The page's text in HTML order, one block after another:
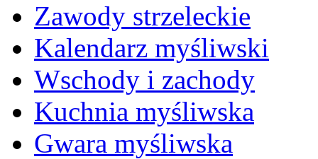
Zawody strzeleckie
Kalendarz myśliwski
Wschody i zachody
Kuchnia myśliwska
Gwara myśliwska